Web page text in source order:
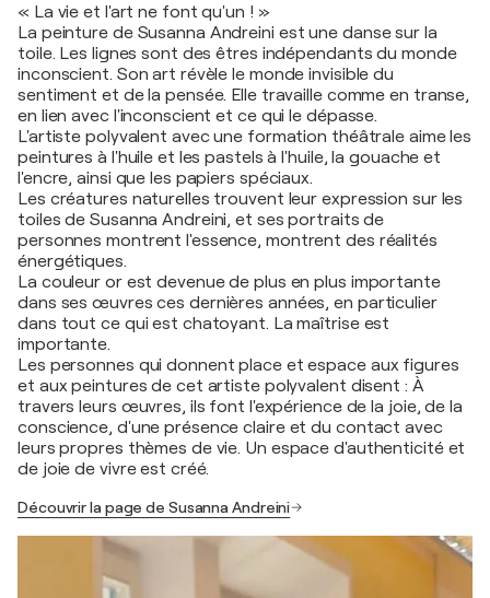
« La vie et l'art ne font qu'un ! »
La peinture de Susanna Andreini est une danse sur la
toile. Les lignes sont des êtres indépendants du monde
inconscient. Son art révèle le monde invisible du
sentiment et de la pensée. Elle travaille comme en transe,
en lien avec l'inconscient et ce qui le dépasse.
L'artiste polyvalent avec une formation théâtrale aime les
peintures à l'huile et les pastels à l'huile, la gouache et
l'encre, ainsi que les papiers spéciaux.
Les créatures naturelles trouvent leur expression sur les
toiles de Susanna Andreini, et ses portraits de
personnes montrent l'essence, montrent des réalités
énergétiques.
La couleur or est devenue de plus en plus importante
dans ses œuvres ces dernières années, en particulier
dans tout ce qui est chatoyant. La maîtrise est
importante.
Les personnes qui donnent place et espace aux figures
et aux peintures de cet artiste polyvalent disent : À
travers leurs œuvres, ils font l'expérience de la joie, de la
conscience, d'une présence claire et du contact avec
leurs propres thèmes de vie. Un espace d'authenticité et
de joie de vivre est créé.
Découvrir la page de Susanna Andreini